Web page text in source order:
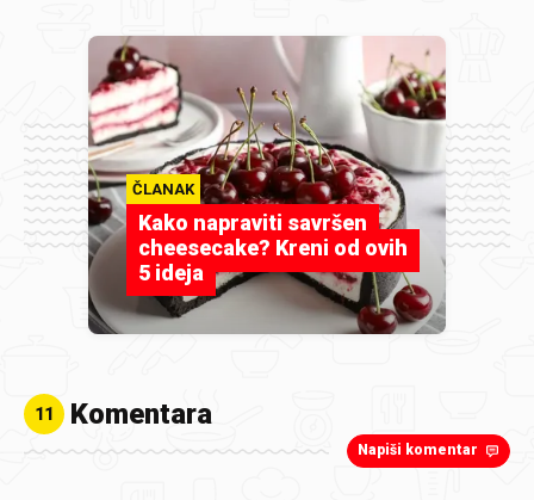
ČLANAK
Kako napraviti savršen
cheesecake? Kreni od ovih
5 ideja
11 Komentara
Napiši komentar